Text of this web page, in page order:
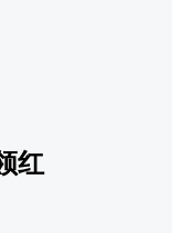
红